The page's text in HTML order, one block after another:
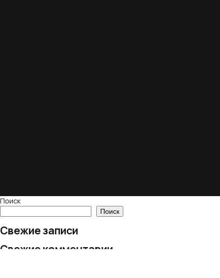
Поиск
Поиск
Свежие записи
Свежие комментарии